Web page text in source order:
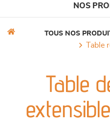
NOS
meubles de complément
TOUS NOS
table
Table